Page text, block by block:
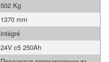
502 Kg
1370 mm
intégré
24V c5 250Ah